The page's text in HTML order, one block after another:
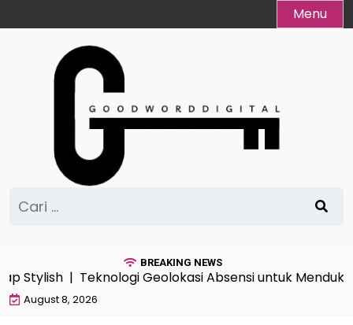
to
Menu
untuk:
BREAKING NEWS
Stylish | Teknologi Geolokasi Absensi untuk
August 8, 2026